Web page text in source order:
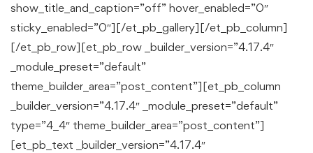
show_title_and_caption=”off” hover_enabled=”0″
sticky_enabled=”0″][/et_pb_gallery][/et_pb_column]
[/et_pb_row][et_pb_row _builder_version=”4.17.4″
_module_preset=”default”
theme_builder_area=”post_content”][et_pb_column
_builder_version=”4.17.4″ _module_preset=”default”
type=”4_4″ theme_builder_area=”post_content”]
[et_pb_text _builder_version=”4.17.4″